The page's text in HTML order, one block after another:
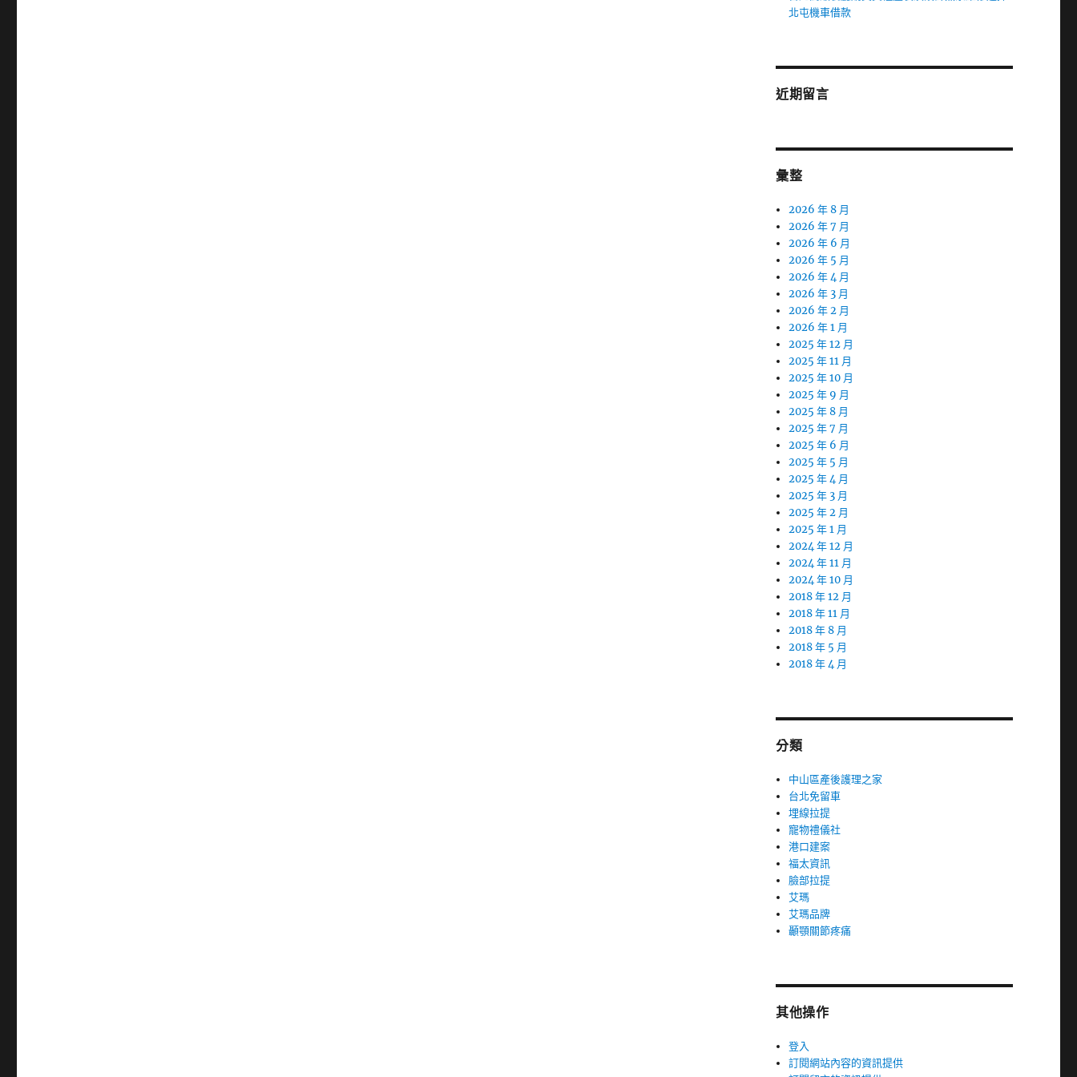
北屯機車借款
近期留言
彙整
2026 年 8 月
2026 年 7 月
2026 年 6 月
2026 年 5 月
2026 年 4 月
2026 年 3 月
2026 年 2 月
2026 年 1 月
2025 年 12 月
2025 年 11 月
2025 年 10 月
2025 年 9 月
2025 年 8 月
2025 年 7 月
2025 年 6 月
2025 年 5 月
2025 年 4 月
2025 年 3 月
2025 年 2 月
2025 年 1 月
2024 年 12 月
2024 年 11 月
2024 年 10 月
2018 年 12 月
2018 年 11 月
2018 年 8 月
2018 年 5 月
2018 年 4 月
分類
中山區產後護理之家
台北免留車
埋線拉提
寵物禮儀社
港口建案
福太資訊
臉部拉提
艾瑪
艾瑪品牌
顳顎關節疼痛
其他操作
登入
訂閱網站內容的資訊提供